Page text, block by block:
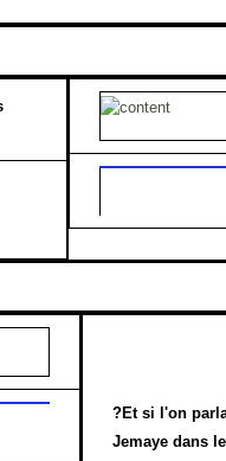
?Et si l'on
Jemaye dans